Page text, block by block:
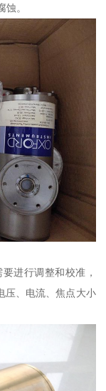
。
进行调整和校准，
压、电流、焦点大小